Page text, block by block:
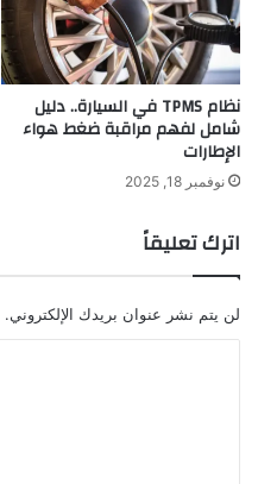
نظام TPMS في السيارة.. دليل
شامل لفهم مراقبة ضغط هواء
الإطارات
نوفمبر 18, 2025
اترك تعليقاً
لن يتم نشر عنوان بريدك الإلكتروني.